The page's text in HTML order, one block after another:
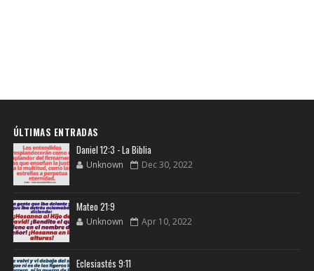
ÚLTIMAS ENTRADAS
Daniel 12:3 - La Biblia
Unknown Dec 30, 2022
Mateo 21:9
Unknown Apr 10, 2022
Eclesiastés 9:11